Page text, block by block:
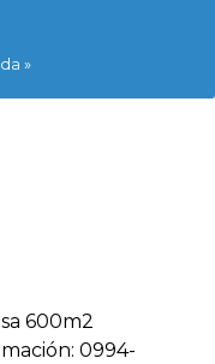
600m2
0994-